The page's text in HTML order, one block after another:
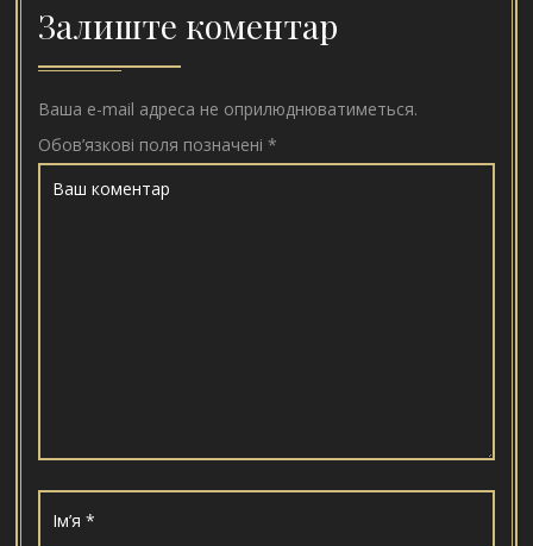
Залиште коментар
Ваша e-mail адреса не оприлюднюватиметься.
Обов’язкові поля позначені *